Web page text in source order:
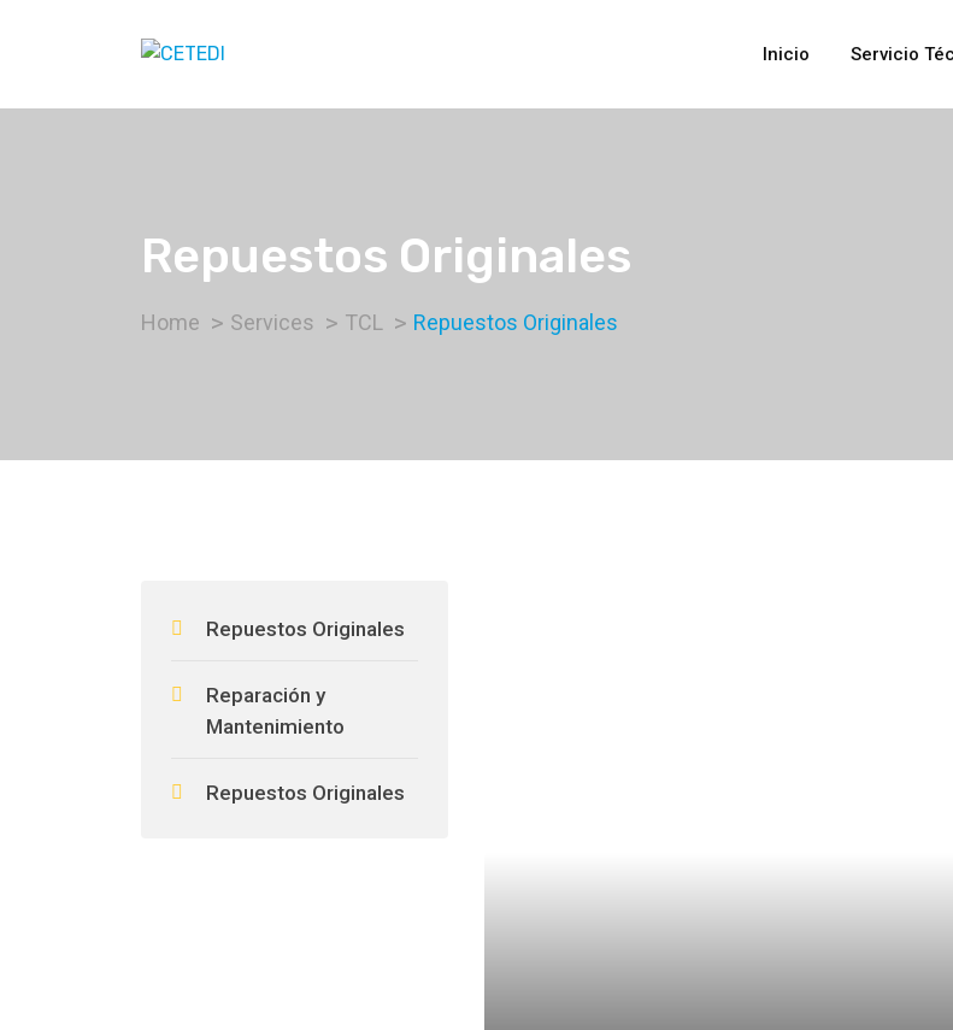
Inicio Servicio
Repuestos Originales
Home Services TCL Repuestos Originales
Repuestos Originales
Reparación y
Mantenimiento
Repuestos Originales